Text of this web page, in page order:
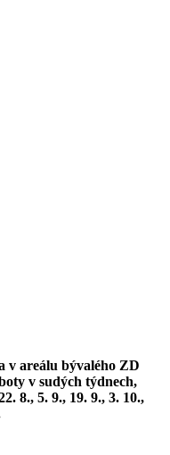
v areálu bývalého ZD
v sudých týdnech,
8., 5. 9., 19. 9., 3. 10.,